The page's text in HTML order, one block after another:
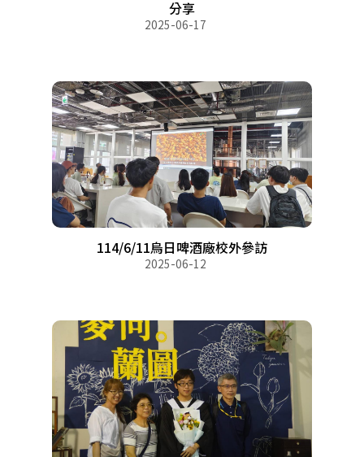
分享
2025-06-17
114/6/11烏日啤酒廠校外參訪
2025-06-12